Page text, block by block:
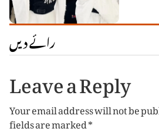
رائے دیں
Leave a Reply
Your email address will not be
fields are marked*